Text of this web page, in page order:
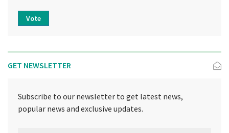
Vote
GET NEWSLETTER
Subscribe to our newsletter to get latest news,
popular news and exclusive updates.